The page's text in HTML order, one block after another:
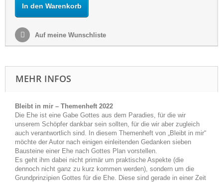
In den Warenkorb
Auf meine Wunschliste
MEHR INFOS
Bleibt in mir – Themenheft 2022
Die Ehe ist eine Gabe Gottes aus dem Paradies, für die wir
unserem Schöpfer dankbar sein sollten, für die wir aber zugleich
auch verantwortlich sind. In diesem Themenheft von „Bleibt in mir“
möchte der Autor nach einigen einleitenden Gedanken sieben
Bausteine einer Ehe nach Gottes Plan vorstellen.
Es geht ihm dabei nicht primär um praktische Aspekte (die
dennoch nicht ganz zu kurz kommen werden), sondern um die
Grundprinzipien Gottes für die Ehe. Diese sind gerade in einer Zeit